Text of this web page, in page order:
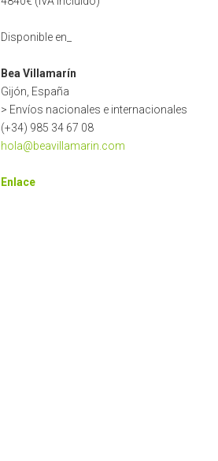
Disponible en_
Bea Villamarín
Gijón, España
> Envíos nacionales e internacionales
(+34) 985 34 67 08
hola@beavillamarin.com
Enlace